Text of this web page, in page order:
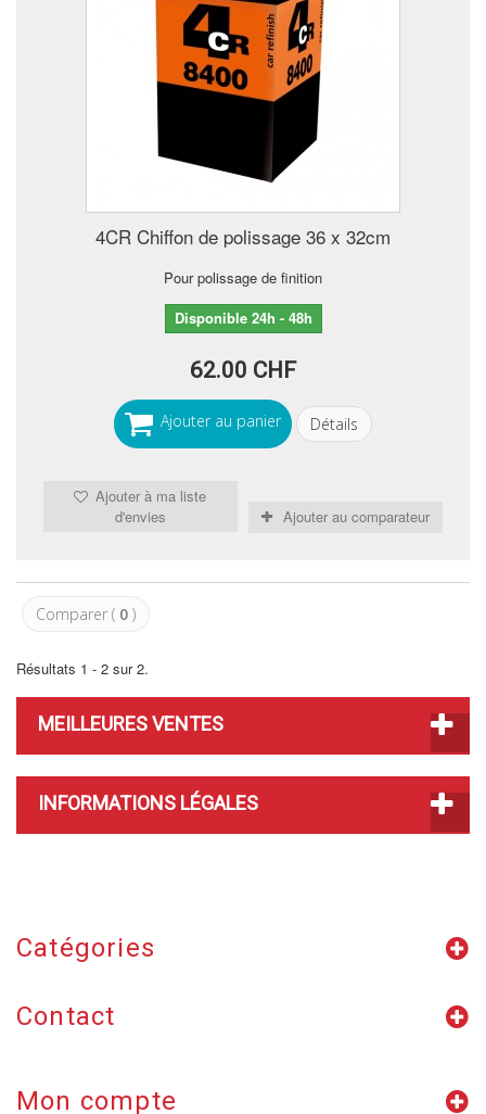
4CR Chiffon de polissage 36 x 32cm
Pour polissage de finition
Disponible 24h - 48h
62.00 CHF
Ajouter au panier Détails
Ajouter à ma liste
d'envies
Ajouter au comparateur
Comparer ( 0 )
Résultats 1 - 2 sur 2.
MEILLEURES VENTES
INFORMATIONS LÉGALES
Catégories
Contact
Mon compte